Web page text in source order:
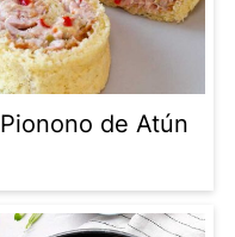
Pionono de Atún